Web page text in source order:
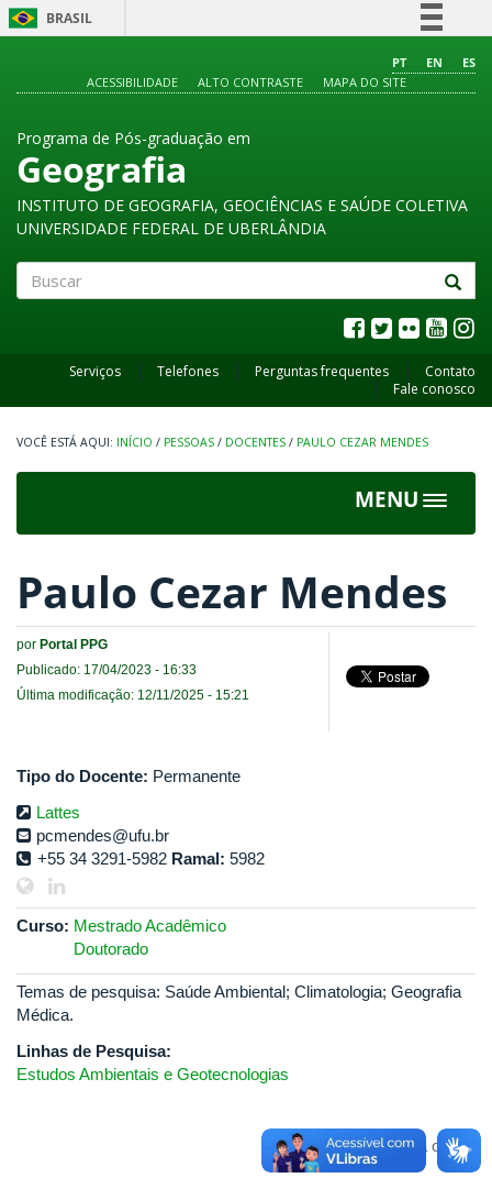
BRASIL
Comunica BR
PT EN
ES
ACESSIBILIDADE
ALTO CONTRASTE MAPA DO SITE
Programa de Pós-graduação em
Geografia
INSTITUTO DE GEOGRAFIA, GEOCIÊNCIAS E SAÚDE COLETIVA
UNIVERSIDADE FEDERAL DE UBERLÂNDIA
Serviços Telefones Perguntas frequentes
Contato
Fale conosco
INÍCIO / PESSOAS / DOCENTES / PAULO CEZAR MENDES
MENU
Toggle
Paulo Cezar Mendes
por Portal PPG
Publicado: 17/04/2023 - 16:33
Última modificação: 12/11/2025 - 15:21
Tipo do Docente: Permanente
Lattes
pcmendes@ufu.br
+55 34 3291-5982 Ramal: 5982
Curso: Mestrado Acadêmico
Doutorado
Temas de pesquisa: Saúde Ambiental; Climatologia; Geografia
Médica.
Linhas de Pesquisa:
Estudos Ambientais e Geotecnologias
Voltar para o topo